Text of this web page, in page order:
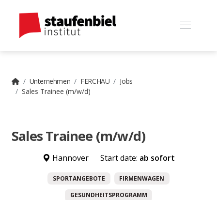
Unternehmen FERCHAU
Jobs
Sales Trainee (m/w/d)
Sales Trainee (m/w/d)
Hannover Start date: ab sofort
SPORTANGEBOTE FIRMENWAGEN
GESUNDHEITSPROGRAMM